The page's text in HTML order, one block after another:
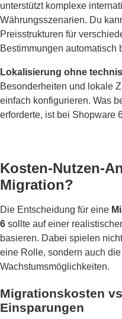
unterstützt komplexe
Währungsszenarien. Du
Preisstrukturen für
Bestimmungen automatisch
Lokalisierung ohne
Besonderheiten und lokale
einfach konfigurieren. Was
erforderte, ist bei Shopware
Kosten-Nutzen-
Migration?
Die Entscheidung für eine
6 sollte auf einer
basieren. Dabei spielen
eine Rolle, sondern auch
Wachstumsmöglichkeiten.
Migrationskosten
Einsparungen